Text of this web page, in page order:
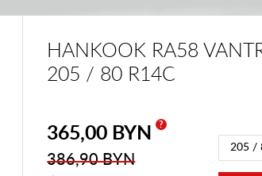
HANKOOK RA58
205 / 80 R14C
365,00 BYN ?
386,90 BYN
205 /